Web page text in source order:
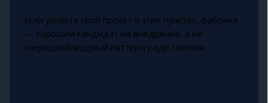
Если узнаёте свой проект в этих пунктах, фабрика
— хороший кандидат на внедрение, а не
очередной модный паттерн ради галочки.